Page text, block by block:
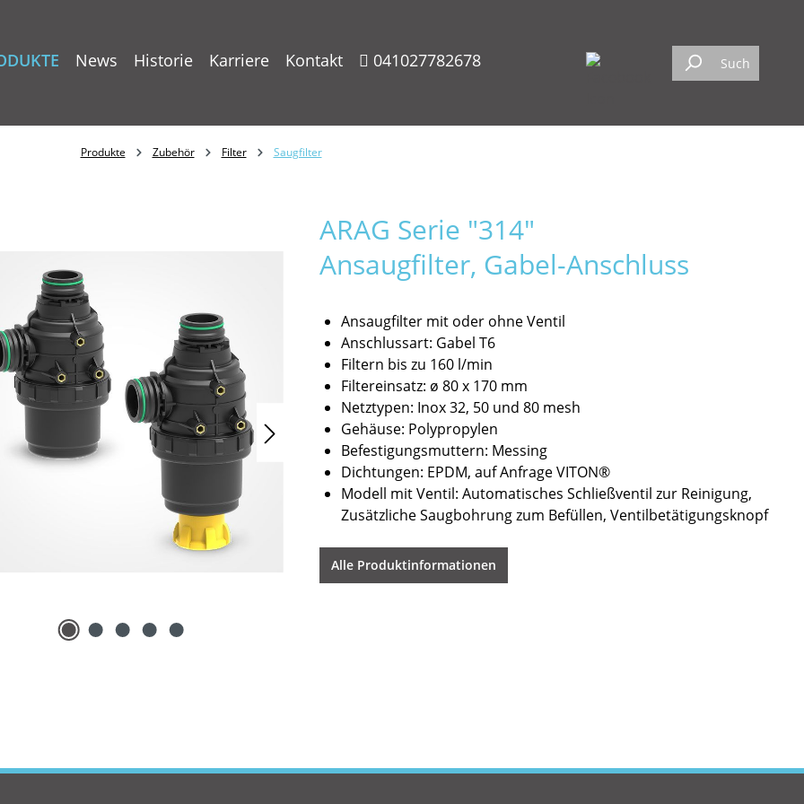
News Historie Karriere Kontakt 041027782678
Produkte Zubehör Filter Saugfilter
ARAG Serie "314"
Ansaugfilter, Gabel-Anschluss
Ansaugfilter mit oder ohne Ventil
Anschlussart: Gabel T6
Filtern bis zu 160 l/min
Filtereinsatz: ø 80 x 170 mm
Netztypen: Inox 32, 50 und 80 mesh
Gehäuse: Polypropylen
Befestigungsmuttern: Messing
Dichtungen: EPDM, auf Anfrage VITON®
Modell mit Ventil: Automatisches Schließventil zur Reinigung,
Zusätzliche Saugbohrung zum Befüllen, Ventilbetätigungsknopf
Alle Produktinformationen